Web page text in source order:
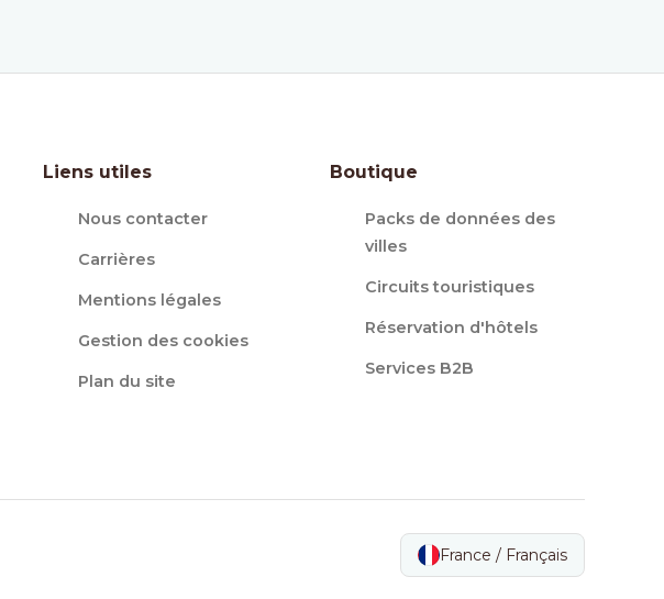
Liens utiles
Nous contacter
Carrières
Mentions légales
Gestion des cookies
Plan du site
Boutique
Packs de données des
villes
Circuits touristiques
Réservation d'hôtels
Services B2B
France / Français